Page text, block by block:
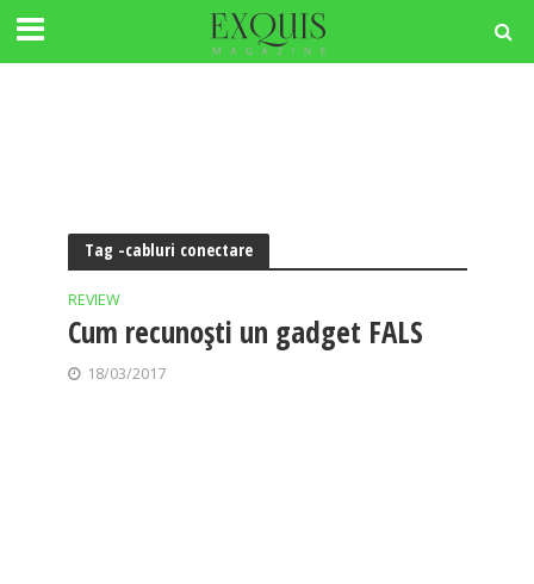
Tag -cabluri conectare
REVIEW
Cum recunoști un gadget FALS
18/03/2017